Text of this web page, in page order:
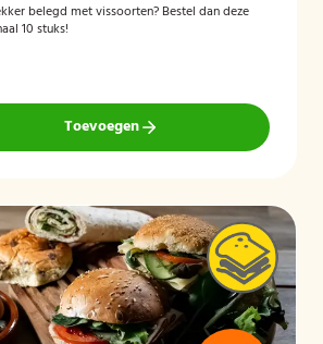
belegd met vissoorten? Bestel dan deze
10 stuks!
Toevoegen